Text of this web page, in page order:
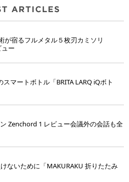
が宿るフルメタル５枚刃カミソリ
ュー
スマートボトル「BRITA LARQ iQボト
Zenchord 1 レビュー会議外の会話も全
ないために「MAKURAKU 折りたたみ